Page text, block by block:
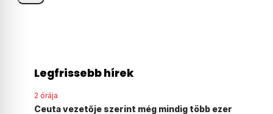
Legfrissebb hírek
3 órája
Magyar Péter bejelentette: péntektől nincs